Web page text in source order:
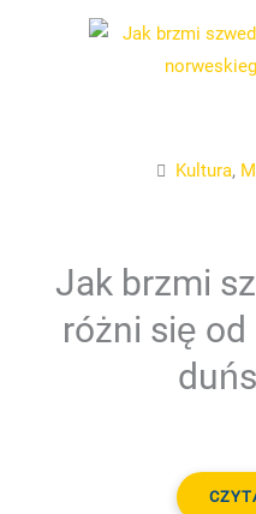
Kultura,
Jak brzmi
różni się